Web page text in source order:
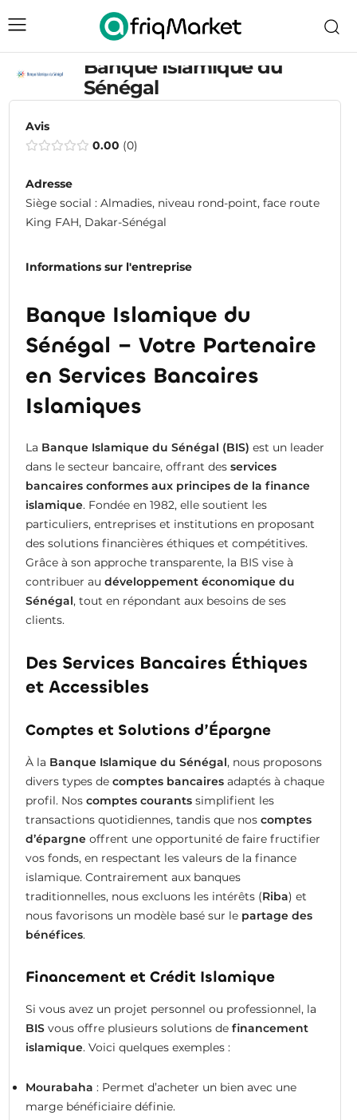
Banque Islamique du
Sénégal
Avis
0.00 0
Adresse
Siège social : Almadies, niveau rond-point, face route
King FAH, Dakar-Sénégal
Informations sur l'entreprise
Banque Islamique du
Sénégal – Votre Partenaire
en Services Bancaires
Islamiques
La Banque Islamique du Sénégal (BIS) est un leader
dans le secteur bancaire, offrant des services
bancaires conformes aux principes de la finance
islamique. Fondée en 1982, elle soutient les
particuliers, entreprises et institutions en proposant
des solutions financières éthiques et compétitives.
Grâce à son approche transparente, la BIS vise à
contribuer au développement économique du
Sénégal, tout en répondant aux besoins de ses
clients.
Des Services Bancaires Éthiques
et Accessibles
Comptes et Solutions d’Épargne
À la Banque Islamique du Sénégal, nous proposons
divers types de comptes bancairesadaptés à chaque
profil. Nos comptes courantssimplifient les
transactions quotidiennes, tandis que nos comptes
d’épargneoffrent une opportunité de faire fructifier
vos fonds, en respectant les valeurs de la finance
islamique. Contrairement aux banques
traditionnelles, nous excluons les intérêts (Riba) et
nous favorisons un modèle basé sur le partage des
bénéfices.
Financement et Crédit Islamique
Si vous avez un projet personnel ou professionnel, la
BISvous offre plusieurs solutions de financement
islamique. Voici quelques exemples :
Mourabaha : Permet d’acheter un bien avec une
marge bénéficiaire définie.